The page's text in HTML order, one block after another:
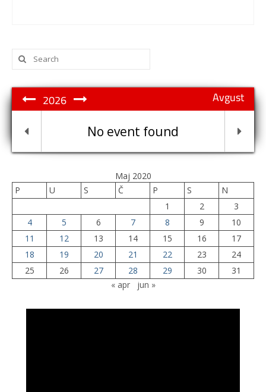
Search
for:
Avgust
2026
No event found
Maj 2020
P
U S Č P S
N
1
2
3
4
5 6 7 8 9
10
11
12 13 14 15 16
17
18
19 20 21 22 23
24
25
26 27 28 29 30
31
« apr
jun »